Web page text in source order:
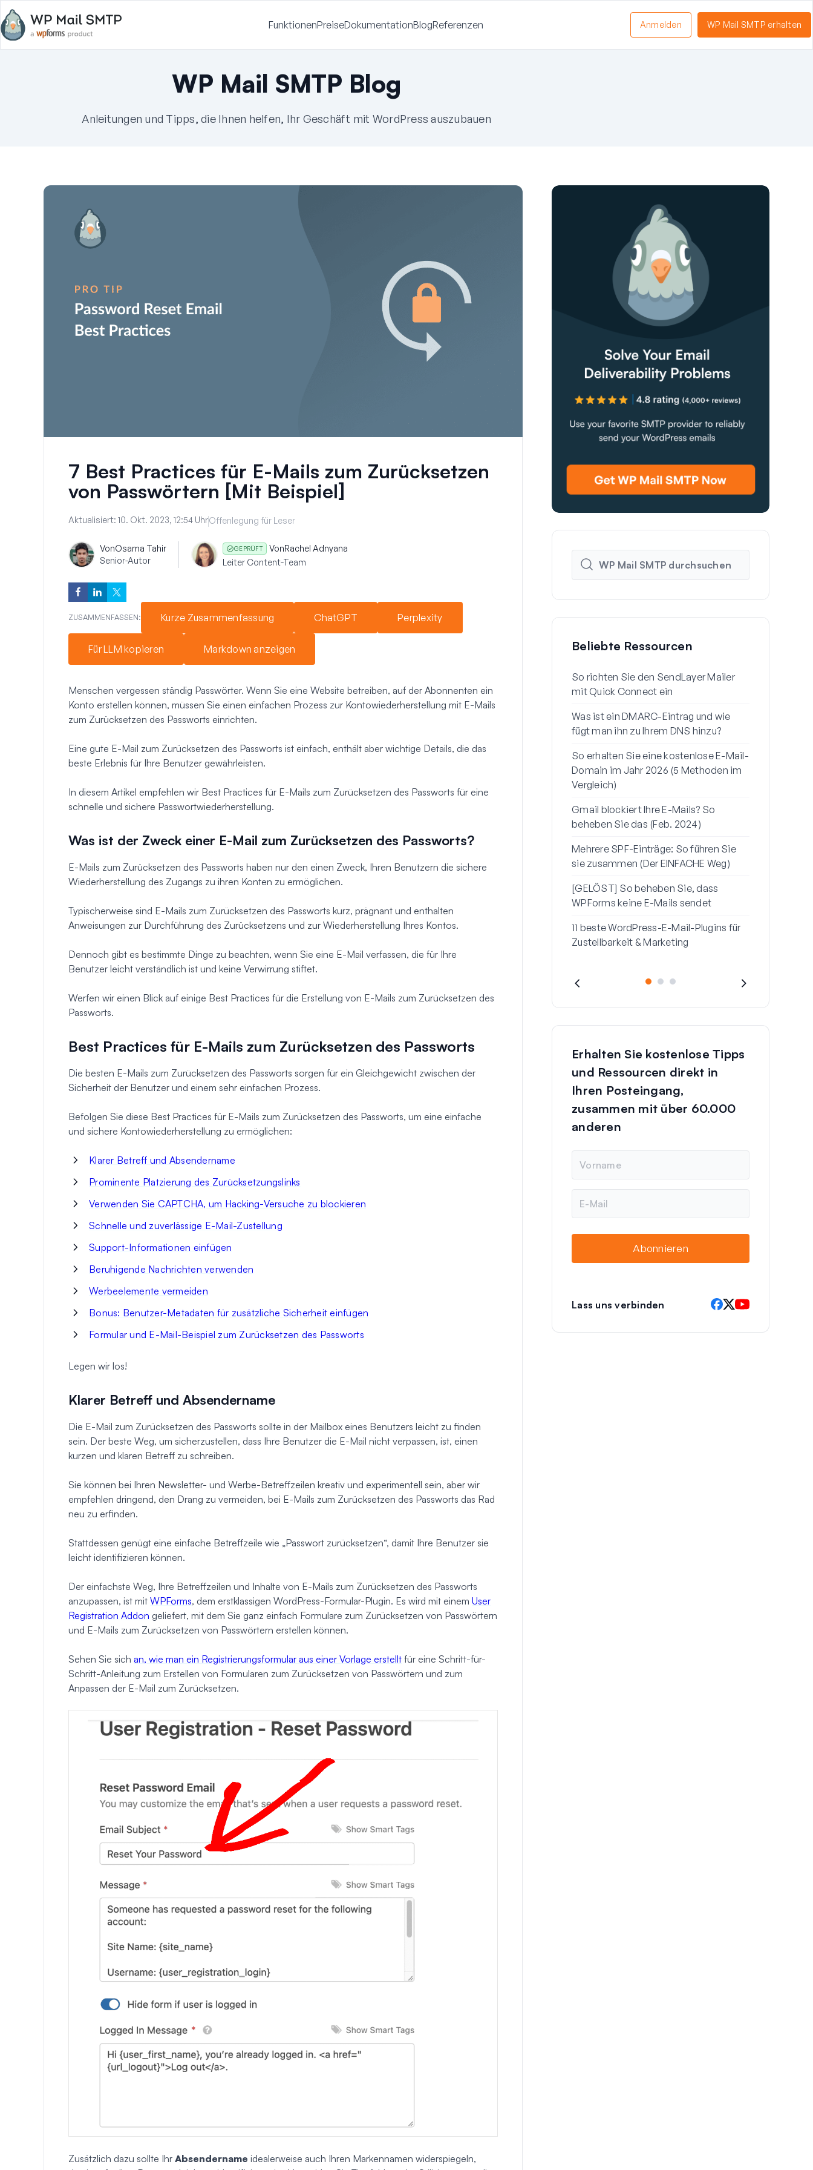
FunktionenPreiseDokumentationBlogReferenzen Anmelden WP Mail SMTP erhalten
WP Mail SMTP Blog
Anleitungen und Tipps, die Ihnen helfen, Ihr Geschäft mit WordPress auszubauen
7 Best Practices für E-Mails zum Zurücksetzen
von Passwörtern [Mit Beispiel]
Aktualisiert: 10. Okt. 2023, 12:54 UhrOffenlegung für Leser
VonOsama Tahir
Senior-Autor
GEPRÜFT VonRachel Adnyana
Leiter Content-Team
ZUSAMMENFASSEN: Kurze Zusammenfassung ChatGPT Perplexity
Für LLM kopieren Markdown anzeigen
Menschen vergessen ständig Passwörter. Wenn Sie eine Website betreiben, auf der Abonnenten ein
Konto erstellen können, müssen Sie einen einfachen Prozess zur Kontowiederherstellung mit E-Mails
zum Zurücksetzen des Passworts einrichten.
Eine gute E-Mail zum Zurücksetzen des Passworts ist einfach, enthält aber wichtige Details, die das
beste Erlebnis für Ihre Benutzer gewährleisten.
In diesem Artikel empfehlen wir Best Practices für E-Mails zum Zurücksetzen des Passworts für eine
schnelle und sichere Passwortwiederherstellung.
Was ist der Zweck einer E-Mail zum Zurücksetzen des Passworts?
E-Mails zum Zurücksetzen des Passworts haben nur den einen Zweck, Ihren Benutzern die sichere
Wiederherstellung des Zugangs zu ihren Konten zu ermöglichen.
Typischerweise sind E-Mails zum Zurücksetzen des Passworts kurz, prägnant und enthalten
Anweisungen zur Durchführung des Zurücksetzens und zur Wiederherstellung Ihres Kontos.
Dennoch gibt es bestimmte Dinge zu beachten, wenn Sie eine E-Mail verfassen, die für Ihre
Benutzer leicht verständlich ist und keine Verwirrung stiftet.
Werfen wir einen Blick auf einige Best Practices für die Erstellung von E-Mails zum Zurücksetzen des
Passworts.
Best Practices für E-Mails zum Zurücksetzen des Passworts
Die besten E-Mails zum Zurücksetzen des Passworts sorgen für ein Gleichgewicht zwischen der
Sicherheit der Benutzer und einem sehr einfachen Prozess.
Befolgen Sie diese Best Practices für E-Mails zum Zurücksetzen des Passworts, um eine einfache
und sichere Kontowiederherstellung zu ermöglichen:
Klarer Betreff und Absendername
Prominente Platzierung des Zurücksetzungslinks
Verwenden Sie CAPTCHA, um Hacking-Versuche zu blockieren
Schnelle und zuverlässige E-Mail-Zustellung
Support-Informationen einfügen
Beruhigende Nachrichten verwenden
Werbeelemente vermeiden
Bonus: Benutzer-Metadaten für zusätzliche Sicherheit einfügen
Formular und E-Mail-Beispiel zum Zurücksetzen des Passworts
Legen wir los!
Klarer Betreff und Absendername
Die E-Mail zum Zurücksetzen des Passworts sollte in der Mailbox eines Benutzers leicht zu finden
sein. Der beste Weg, um sicherzustellen, dass Ihre Benutzer die E-Mail nicht verpassen, ist, einen
kurzen und klaren Betreff zu schreiben.
Sie können bei Ihren Newsletter- und Werbe-Betreffzeilen kreativ und experimentell sein, aber wir
empfehlen dringend, den Drang zu vermeiden, bei E-Mails zum Zurücksetzen des Passworts das Rad
neu zu erfinden.
Stattdessen genügt eine einfache Betreffzeile wie „Passwort zurücksetzen“, damit Ihre Benutzer sie
leicht identifizieren können.
Der einfachste Weg, Ihre Betreffzeilen und Inhalte von E-Mails zum Zurücksetzen des Passworts
anzupassen, ist mit WPForms, dem erstklassigen WordPress-Formular-Plugin. Es wird mit einem User
Registration Addon geliefert, mit dem Sie ganz einfach Formulare zum Zurücksetzen von Passwörtern
und E-Mails zum Zurücksetzen von Passwörtern erstellen können.
Sehen Sie sich an, wie man ein Registrierungsformular aus einer Vorlage erstellt für eine Schritt-für-
Schritt-Anleitung zum Erstellen von Formularen zum Zurücksetzen von Passwörtern und zum
Anpassen der E-Mail zum Zurücksetzen.
Zusätzlich dazu sollte Ihr Absendername idealerweise auch Ihren Markennamen widerspiegeln,
Beliebte Ressourcen
So richten Sie den SendLayer Mailer
mit Quick Connect ein
Was ist ein DMARC-Eintrag und wie
fügt man ihn zu Ihrem DNS hinzu?
So erhalten Sie eine kostenlose E-Mail-
Domain im Jahr 2026 (5 Methoden im
Vergleich)
Gmail blockiert Ihre E-Mails? So
beheben Sie das (Feb. 2024)
Mehrere SPF-Einträge: So führen Sie
sie zusammen (Der EINFACHE Weg)
[GELÖST] So beheben Sie, dass
WPForms keine E-Mails sendet
11 beste WordPress-E-Mail-Plugins für
Zustellbarkeit & Marketing
Erhalten Sie kostenlose Tipps
und Ressourcen direkt in
Ihren Posteingang,
zusammen mit über 60.000
anderen
m
e
M
Abonnieren
Lass uns verbinden